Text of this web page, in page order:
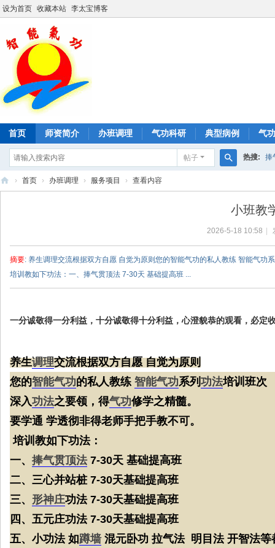
设为首页 收藏本站 李太宝博客
首页 师资简介 办班调理 气功科研 典型病例 气
帖子
索
热搜: 捧
› 首页 › 办班调理 › 服务项目 › 查看内容
小班教
2026-5-18 10:58
摘要: 养生调理交流根据双方自愿 自觉为原则您的智能气功的私人教练 智能气
培训教如下功法：一、捧气贯顶法 7-30天 基础提高班 ...
一分诚敬得一分利益，十分诚敬得十分利益，心澄貌恭的观看，必定
养生调理交流根据双方自愿 自觉为原则
您的智能气功的私人教练 智能气功系列 功法培训班次
深入功法之要领，得气功修学之精髓。
要学通 学透彻非得老师手把手教不可。
培训教如下功法：
一、 捧气贯顶法7-30天 基础提高班
二、三心并站桩 7-30天基础提高班
三、 形神庄功法 7-30天基础提高班
四、五元庄功法 7-30天基础提高班
五、小功法 如蹲墙混元卧功 拉气法 明目法 开智法等